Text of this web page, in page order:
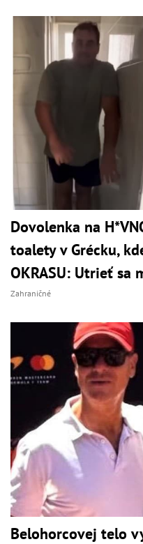
Dovolenka na
toalety v Grécku,
OKRASU: Utrieť sa
Zahraničné
Belohorcovej telo